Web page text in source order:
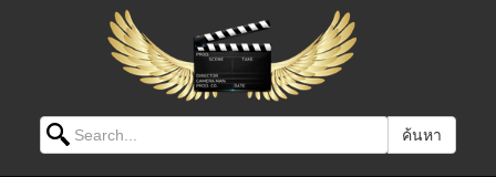
Search for: ค้นหา